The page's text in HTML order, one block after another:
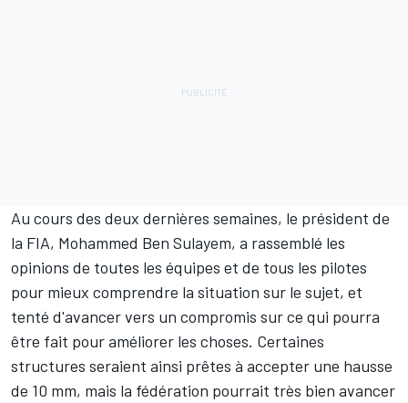
Au cours des deux dernières semaines, le président de
la FIA, Mohammed Ben Sulayem, a rassemblé les
opinions de toutes les équipes et de tous les pilotes
pour mieux comprendre la situation sur le sujet, et
tenté d'avancer vers un compromis sur ce qui pourra
être fait pour améliorer les choses. Certaines
structures seraient ainsi prêtes à accepter une hausse
de 10 mm, mais la fédération pourrait très bien avancer